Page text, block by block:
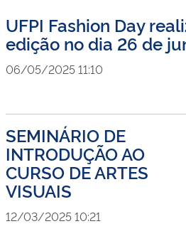
UFPI Fashion Day
edição no dia 26 de
06/05/2025 11:10
SEMINÁRIO DE
INTRODUÇÃO AO
CURSO DE ARTES
VISUAIS
12/03/2025 10:21